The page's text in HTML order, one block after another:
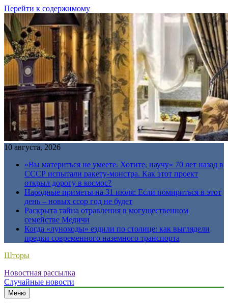
Перейти к содержимому
10 августа, 2026
«Вы материться не умеете. Хотите, научу» 70 лет назад в
СССР испытали ракету-монстра. Как этот проект
открыл дорогу в космос?
Народные приметы на 31 июля: Если помириться в этот
день – новых ссор год не будет
Раскрыта тайна отравления в могущественном
семействе Медичи
Когда «луноходы» ездили по столице: как выглядели
предки современного наземного транспорта
Шторы
Новостная рассылка
Случайные новости
Меню